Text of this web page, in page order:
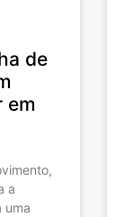
de
em
a
uma